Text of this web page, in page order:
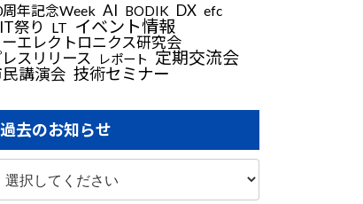
周年記念Week AI BODIK DX efc
祭り LT イベント情報
ーエレクトロニクス研究会
スリリース
レポート 定期交流会
講演会 技術セミナー
過去のお知らせ